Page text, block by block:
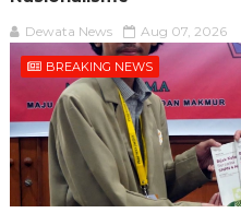
Dewata News Aug 07, 2026
BREAKING NEWS